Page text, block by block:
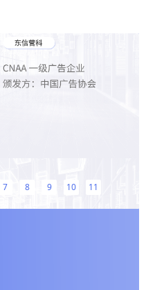
7 8 9 10 11